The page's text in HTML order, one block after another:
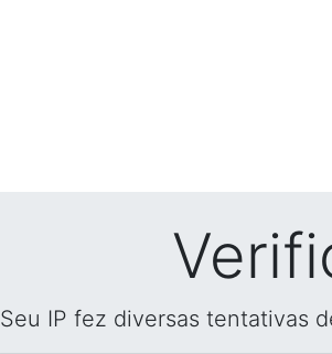
Seu IP fez diversas tentativas